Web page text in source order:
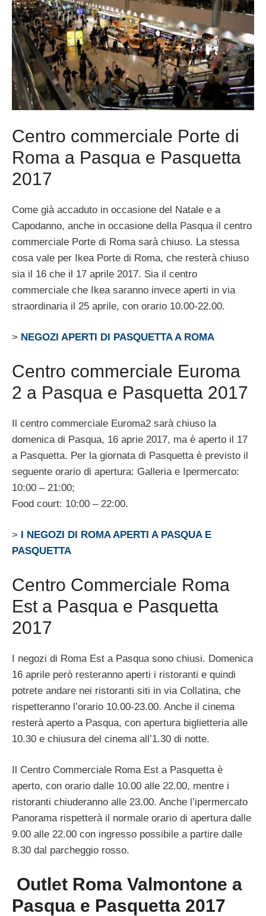
Centro commerciale Porte di
Roma a Pasqua e Pasquetta
2017
Come già accaduto in occasione del Natale e a
Capodanno, anche in occasione della Pasqua il centro
commerciale Porte di Roma sarà chiuso. La stessa
cosa vale per Ikea Porte di Roma, che resterà chiuso
sia il 16 che il 17 aprile 2017. Sia il centro
commerciale che Ikea saranno invece aperti in via
straordinaria il 25 aprile, con orario 10.00-22.00.
> NEGOZI APERTI DI PASQUETTA A ROMA
Centro commerciale Euroma
2 a Pasqua e Pasquetta 2017
Il centro commerciale Euroma2 sarà chiuso la
domenica di Pasqua, 16 aprie 2017, ma è aperto il 17
a Pasquetta. Per la giornata di Pasquetta è previsto il
seguente orario di apertura: Galleria e Ipermercato:
10:00 – 21:00;
Food court: 10:00 – 22:00.
>
I NEGOZI DI ROMA APERTI A PASQUA E
PASQUETTA
Centro Commerciale Roma
Est a Pasqua e Pasquetta
2017
I negozi di Roma Est a Pasqua sono chiusi. Domenica
16 aprile però resteranno aperti i ristoranti e quindi
potrete andare nei ristoranti siti in via Collatina, che
rispetteranno l’orario 10.00-23.00. Anche il cinema
resterà aperto a Pasqua, con apertura biglietteria alle
10.30 e chiusura del cinema all’1.30 di notte.
Il Centro Commerciale Roma Est a Pasquetta è
aperto, con orario dalle 10.00 alle 22.00, mentre i
ristoranti chiuderanno alle 23.00. Anche l’ipermercato
Panorama rispetterà il normale orario di apertura dalle
9.00 alle 22.00 con ingresso possibile a partire dalle
8.30 dal parcheggio rosso.
Outlet Roma Valmontone a
Pasqua e Pasquetta 2017